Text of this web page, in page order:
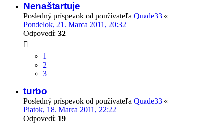
Nenaštartuje
Posledný príspevok od používateľa Quade33 «
Pondelok, 21. Marca 2011, 20:32
Odpovedí: 32
1
2
3
turbo
Posledný príspevok od používateľa Quade33 «
Piatok, 18. Marca 2011, 22:22
Odpovedí: 19